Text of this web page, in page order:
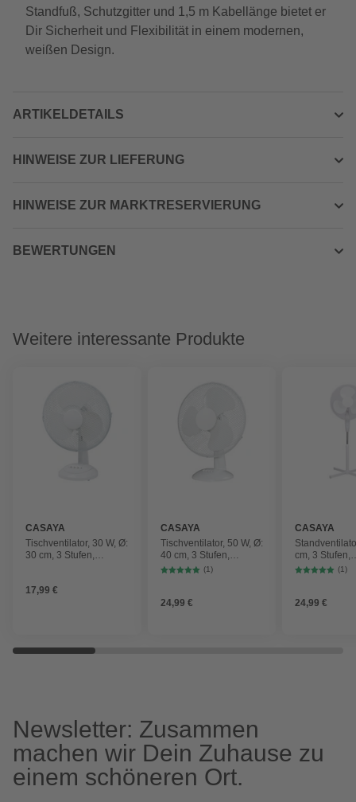
Standfuß, Schutzgitter und 1,5 m Kabellänge bietet er
Dir Sicherheit und Flexibilität in einem modernen,
weißen Design.
ARTIKELDETAILS
HINWEISE ZUR LIEFERUNG
HINWEISE ZUR MARKTRESERVIERUNG
BEWERTUNGEN
Weitere interessante Produkte
CASAYA
Tischventilator, 30 W, Ø:
30 cm, 3 Stufen,
17,99 €
CASAYA
Tischventilator, 50 W, Ø:
40 cm, 3 Stufen,
oszillierend(1)
24,99 €
CASAYA
cm, 3 Stufen,
oszillierend,
(1)
24,99 €
Newsletter: Zusammen
machen wir Dein Zuhause zu
einem schöneren Ort.